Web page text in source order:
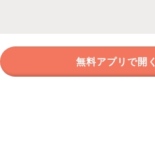
無料アプリで開く